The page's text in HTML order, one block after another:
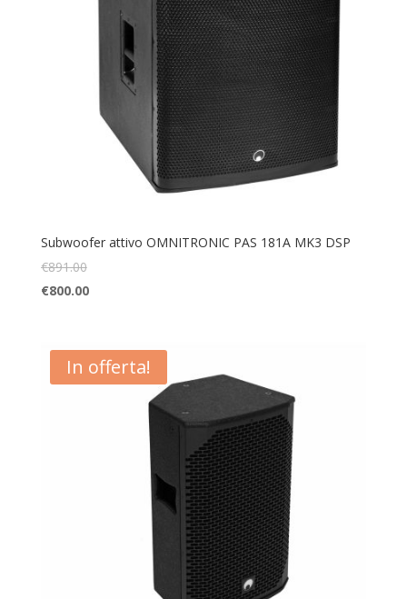
Subwoofer attivo OMNITRONIC PAS 181A MK3 DSP
€891.00
€800.00
In offerta!